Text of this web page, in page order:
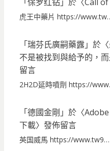
虎王中藥片 https://
「瑞芬氏廣嗣藥露」於〈
不是被找到與給予的，
留言
2H2D延時噴劑 https://
「德國金剛 」於〈
下載〉發佈留言
英国威馬 https://www.tw9…